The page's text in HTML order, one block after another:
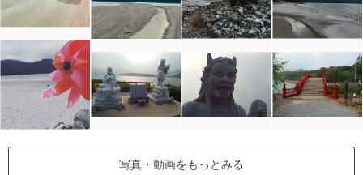
写真・動画をもっとみる